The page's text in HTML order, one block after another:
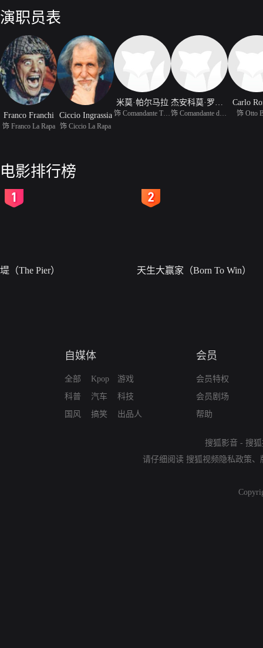
演职员表
Franco Franchi
饰 Franco La Rapa
Ciccio Ingrassia
饰 Ciccio La Rapa
米莫·帕尔马拉
饰 Comandante Tiger
杰安科莫·罗西·斯图尔特
饰 Comandante del Lager
Carlo
饰 Otto
电影排行榜
堤（The Pier） 天生大赢家（Born To Win）
自媒体
全部
科普
国风
Kpop
汽车
搞笑
游戏
科技
出品人
会员
会员特权
会员剧场
帮助
搜狐影音 - 搜
请仔细阅读 搜狐视频隐私政策、